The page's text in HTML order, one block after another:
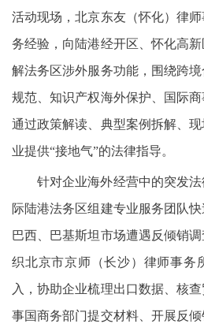
活动现场，北京东友（怀化）律
务经验，向陆港经开区、怀化高
解法务区涉外服务功能，围绕跨
规范、知识产权海外保护、国际商
通过政策解读、典型案例拆解、
业提供“接地气”的法律指导。
针对企业海外经营中的突发
际陆港法务区组建专业服务团队
巴西、巴基斯坦市场遭遇反倾销
织北京市京师（长沙）律师事务
入，协助企业梳理出口数据、核
事国商务部门提交材料、开展反